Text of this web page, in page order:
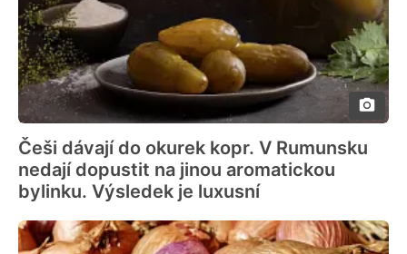
Češi dávají do okurek kopr. V Rumunsku
nedají dopustit na jinou aromatickou
bylinku. Výsledek je luxusní